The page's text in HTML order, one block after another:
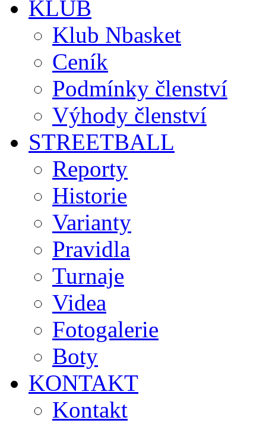
KLUB
Klub Nbasket
Ceník
Podmínky členství
Výhody členství
STREETBALL
Reporty
Historie
Varianty
Pravidla
Turnaje
Videa
Fotogalerie
Boty
KONTAKT
Kontakt